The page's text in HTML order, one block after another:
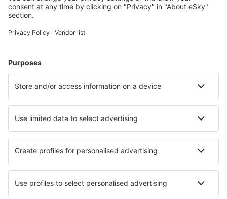
Cele mai căutate cazări de către utilizatorii eSky
Cazare în Gromitz
Cazare Westerhever Cazare în Heringsdorf
Cazare în Zingst Cazare în Alt Bukow
Cazare în Heidelberg Cazare în Ostseebad Wustrow
Cele mai bune locuri de cazare - orașe